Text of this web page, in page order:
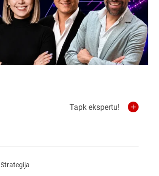
Tapk ekspertu!
Strategija